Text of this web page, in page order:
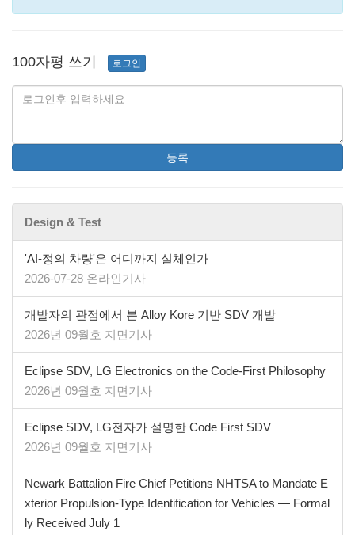
100자평 쓰기 로그인
등록
Design & Test
'AI-정의 차량'은 어디까지 실체인가
2026-07-28 온라인기사
개발자의 관점에서 본 Alloy Kore 기반 SDV 개발
2026년 09월호 지면기사
​​​​​​​Eclipse SDV, LG Electronics on the Code-First Philosophy
2026년 09월호 지면기사
Eclipse SDV, LG전자가 설명한 Code First SDV
2026년 09월호 지면기사
Newark Battalion Fire Chief Petitions NHTSA to Mandate E
xterior Propulsion-Type Identification for Vehicles — Formal
ly Received July 1